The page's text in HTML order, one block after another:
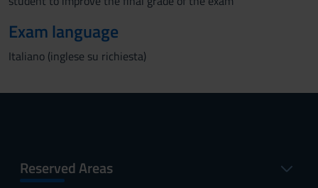
Exam language
Italiano (inglese su richiesta)
Reserved Areas